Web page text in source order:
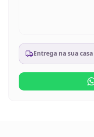
Entrega na sua casa